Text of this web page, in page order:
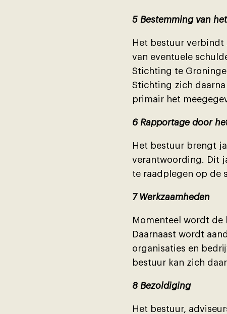
5 Bestemming van
Het bestuur verbindt
van eventuele
Stichting te
Stichting zich daarna
primair het
6 Rapportage door
Het bestuur brengt
verantwoording. Dit
te raadplegen op de
7 Werkzaamheden
Momenteel wordt de
Daarnaast wordt
organisaties en
bestuur kan zich
8 Bezoldiging
Het bestuur,